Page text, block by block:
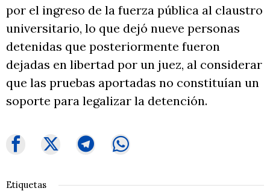
por el ingreso de la fuerza pública al claustro
universitario, lo que dejó nueve personas
detenidas que posteriormente fueron
dejadas en libertad por un juez, al considerar
que las pruebas aportadas no constituían un
soporte para legalizar la detención.
Etiquetas